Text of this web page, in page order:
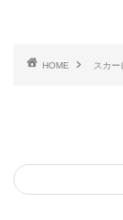
HOME スカ